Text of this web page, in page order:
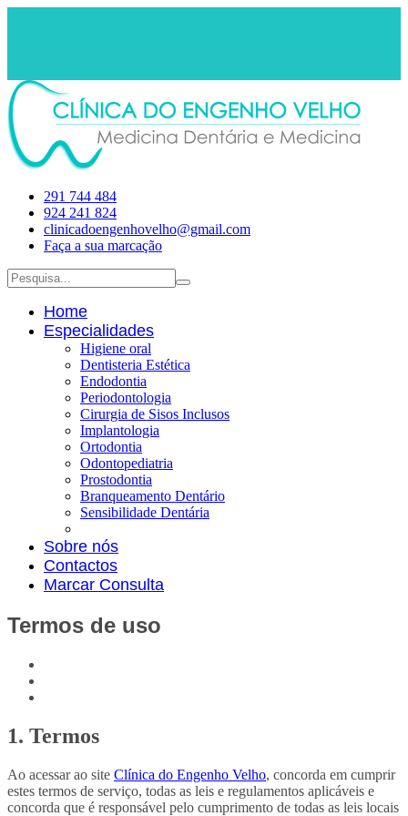
291 744 484
924 241 824
clinicadoengenhovelho@gmail.com
Faça a sua marcação
Home
Especialidades
Higiene oral
Dentisteria Estética
Endodontia
Periodontologia
Cirurgia de Sisos Inclusos
Implantologia
Ortodontia
Odontopediatria
Prostodontia
Branqueamento Dentário
Sensibilidade Dentária
Sobre nós
Contactos
Marcar Consulta
Termos de uso
1. Termos
Ao acessar ao site Clínica do Engenho Velho, concorda em cumprir
estes termos de serviço, todas as leis e regulamentos aplicáveis ​​e
concorda que é responsável pelo cumprimento de todas as leis locais